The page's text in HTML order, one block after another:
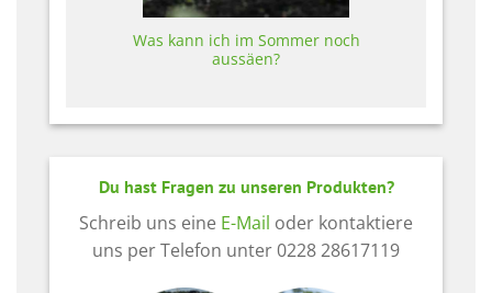
Was kann ich im Sommer noch
aussäen?
Du hast Fragen zu unseren Produkten?
Schreib uns eine E-Mail oder kontaktiere
uns per Telefon unter 0228 28617119